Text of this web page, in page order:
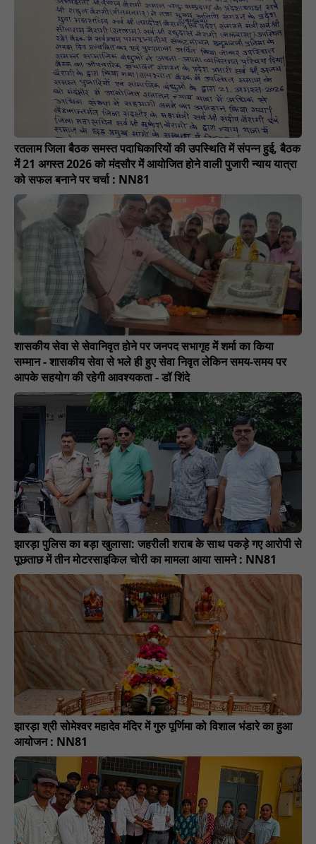
रतलाम जिला बैठक समस्त पदाधिकारियों की उपस्थिति में संपन्न हुई, बैठक
में 21 अगस्त 2026 को मंदसौर में आयोजित होने वाली पुजारी न्याय यात्रा
को सफल बनाने पर चर्चा : NN81
शासकीय सेवा से सेवानिवृत होने पर जनपद सभागृह में शर्मा का किया
सम्मान - शासकीय सेवा से भले ही हुए सेवा निवृत लेकिन समय-समय पर
आपके सहयोग की रहेगी आवश्यकता - डॉ शिंदे
झारड़ा पुलिस का बड़ा खुलासा: जहरीली शराब के साथ पकड़े गए आरोपी से
पूछताछ में तीन मोटरसाइकिल चोरी का मामला आया सामने : NN81
झारड़ा श्री सोमेश्वर महादेव मंदिर में गुरु पूर्णिमा को विशाल भंडारे का हुआ
आयोजन : NN81